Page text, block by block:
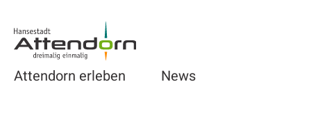
Attendorn erleben News